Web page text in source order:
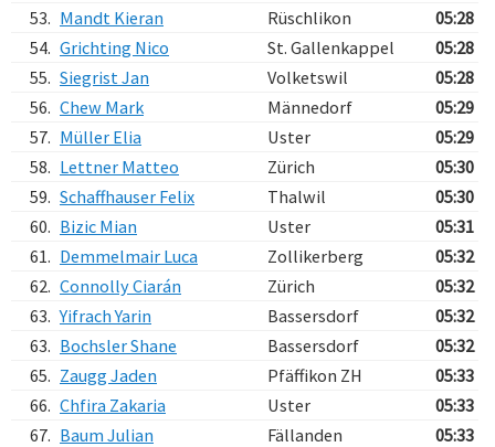
53. Mandt Kieran Rüschlikon
05:28
54. Grichting Nico St. Gallenkappel
05:28
55. Siegrist Jan Volketswil
05:28
56. Chew Mark Männedorf
05:29
57. Müller Elia Uster
05:29
58. Lettner Matteo Zürich
05:30
59. Schaffhauser Felix Thalwil
05:30
60. Bizic Mian Uster
05:31
61. Demmelmair Luca Zollikerberg
05:32
62. Connolly Ciarán Zürich
05:32
63. Yifrach Yarin Bassersdorf
05:32
63. Bochsler Shane Bassersdorf
05:32
65. Zaugg Jaden Pfäffikon ZH
05:33
66. Chfira Zakaria Uster
05:33
67. Baum Julian Fällanden
05:33